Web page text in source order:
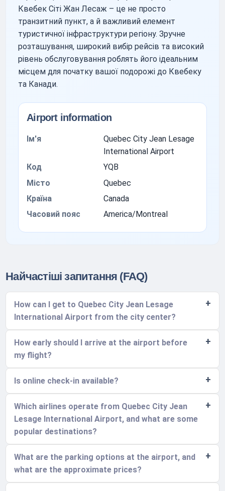
Квебек Сіті Жан Лесаж – це не просто
транзитний пункт, а й важливий елемент
туристичної інфраструктури регіону. Зручне
розташування, широкий вибір рейсів та високий
рівень обслуговування роблять його ідеальним
місцем для початку вашої подорожі до Квебеку
та Канади.
Airport information
Ім'я
Quebec City Jean Lesage
International Airport
Код
YQB
Місто
Quebec
Країна
Canada
Часовий пояс
America/Montreal
Найчастіші запитання (FAQ)
How can I get to Quebec City Jean Lesage
International Airport from the city center?
How early should I arrive at the airport before
my flight?
Is online check-in available?
Which airlines operate from Quebec City Jean
Lesage International Airport, and what are some
popular destinations?
What are the parking options at the airport, and
what are the approximate prices?